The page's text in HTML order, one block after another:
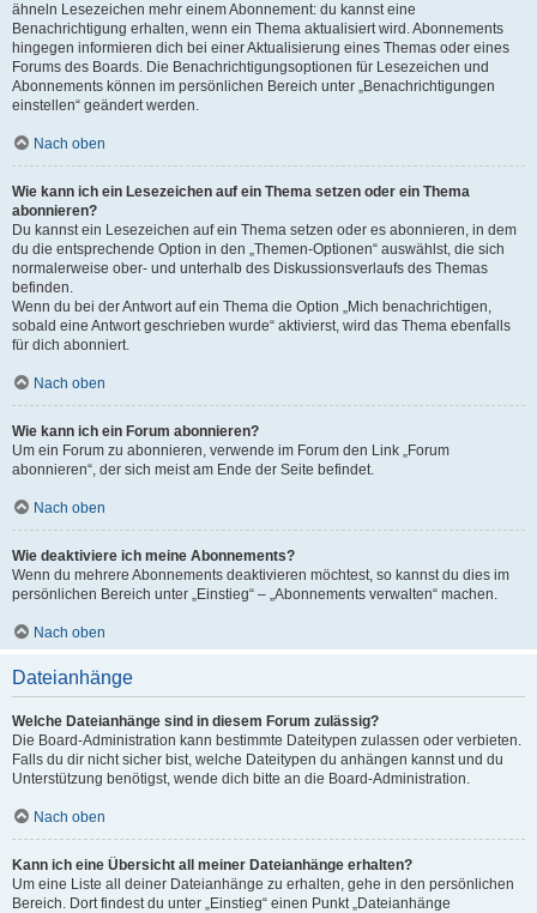
ähneln Lesezeichen mehr einem Abonnement: du kannst eine
Benachrichtigung erhalten, wenn ein Thema aktualisiert wird. Abonnements
hingegen informieren dich bei einer Aktualisierung eines Themas oder eines
Forums des Boards. Die Benachrichtigungsoptionen für Lesezeichen und
Abonnements können im persönlichen Bereich unter „Benachrichtigungen
einstellen“ geändert werden.
Nach oben
Wie kann ich ein Lesezeichen auf ein Thema setzen oder ein Thema
abonnieren?
Du kannst ein Lesezeichen auf ein Thema setzen oder es abonnieren, in dem
du die entsprechende Option in den „Themen-Optionen“ auswählst, die sich
normalerweise ober- und unterhalb des Diskussionsverlaufs des Themas
befinden.
Wenn du bei der Antwort auf ein Thema die Option „Mich benachrichtigen,
sobald eine Antwort geschrieben wurde“ aktivierst, wird das Thema ebenfalls
für dich abonniert.
Nach oben
Wie kann ich ein Forum abonnieren?
Um ein Forum zu abonnieren, verwende im Forum den Link „Forum
abonnieren“, der sich meist am Ende der Seite befindet.
Nach oben
Wie deaktiviere ich meine Abonnements?
Wenn du mehrere Abonnements deaktivieren möchtest, so kannst du dies im
persönlichen Bereich unter „Einstieg“ – „Abonnements verwalten“ machen.
Nach oben
Dateianhänge
Welche Dateianhänge sind in diesem Forum zulässig?
Die Board-Administration kann bestimmte Dateitypen zulassen oder verbieten.
Falls du dir nicht sicher bist, welche Dateitypen du anhängen kannst und du
Unterstützung benötigst, wende dich bitte an die Board-Administration.
Nach oben
Kann ich eine Übersicht all meiner Dateianhänge erhalten?
Um eine Liste all deiner Dateianhänge zu erhalten, gehe in den persönlichen
Bereich. Dort findest du unter „Einstieg“ einen Punkt „Dateianhänge